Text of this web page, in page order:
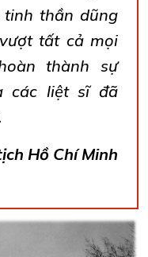
thần dũng
tất cả mọi
thành sự
các liệt sĩ đã
Hồ Chí Minh